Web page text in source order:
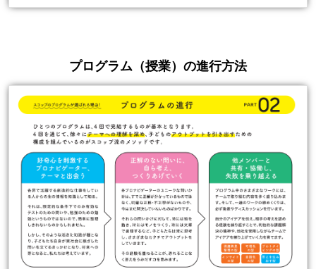
プログラム（授業）の進行方法